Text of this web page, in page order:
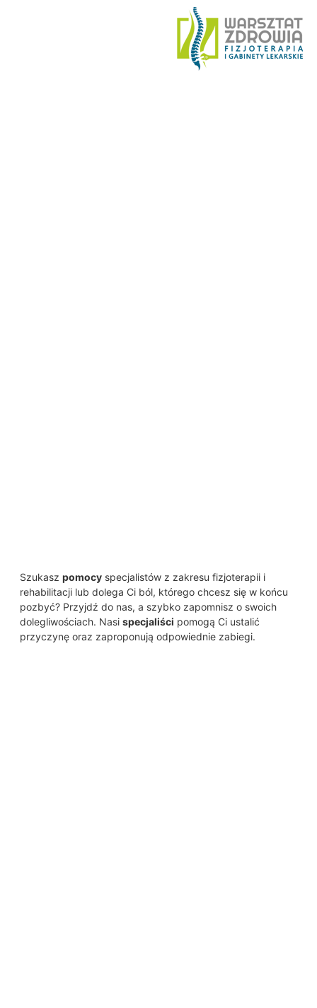
Szukasz pomocy specjalistów z zakresu fizjoterapii i
rehabilitacji lub dolega Ci ból, którego chcesz się w końcu
pozbyć? Przyjdź do nas, a szybko zapomnisz o swoich
dolegliwościach. Nasi specjaliści pomogą Ci ustalić
przyczynę oraz zaproponują odpowiednie zabiegi.